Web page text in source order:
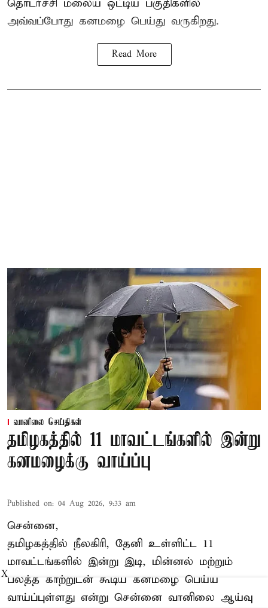
தொடர்ச்சி மலைய ஒட்டிய பகுதிகளில்
அவ்வப்போது கனமழை பெய்து வருகிறது.
Read More
வானிலை செய்திகள்
தமிழகத்தில் 11 மாவட்டங்களில் இன்று
கனமழைக்கு வாய்ப்பு
Published on: 04 Aug 2026, 9:33 am
சென்னை,
தமிழகத்தில் நீலகிரி, தேனி உள்ளிட்ட 11
மாவட்டங்களில் இன்று இடி, மின்னல் மற்றும்
பலத்த காற்றுடன் கூடிய கனமழை பெய்ய
வாய்ப்புள்ளது என்று சென்னை வானிலை ஆய்வு
X